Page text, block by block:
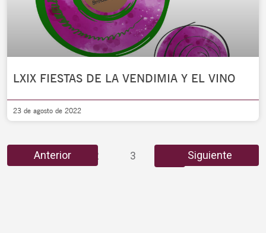
LXIX FIESTAS DE LA VENDIMIA Y EL VINO
23 de agosto de 2022
Anterior
1 2 3 5
Siguiente